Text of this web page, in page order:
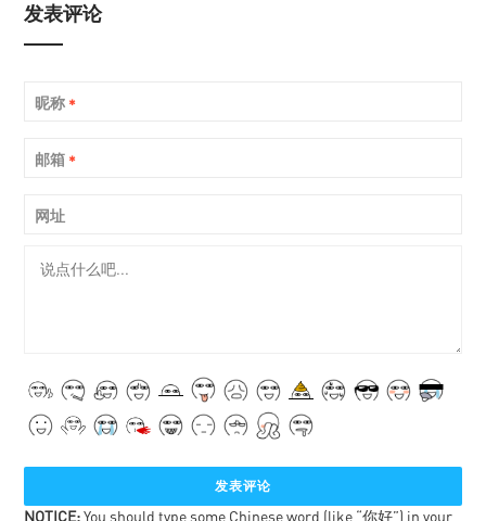
发表评论
昵称 *
邮箱 *
网址
NOTICE:You should type some Chinese word (like “你好”) in your